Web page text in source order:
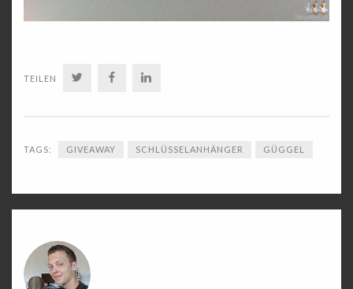
TEILEN TWITTERFACEBOOK
TAGS: GIVEAWAY SCHLÜSSELANHÄNGER GÜGGEL